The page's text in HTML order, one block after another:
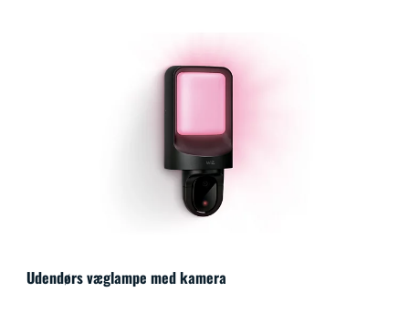
Udendørs væglampe med kamera